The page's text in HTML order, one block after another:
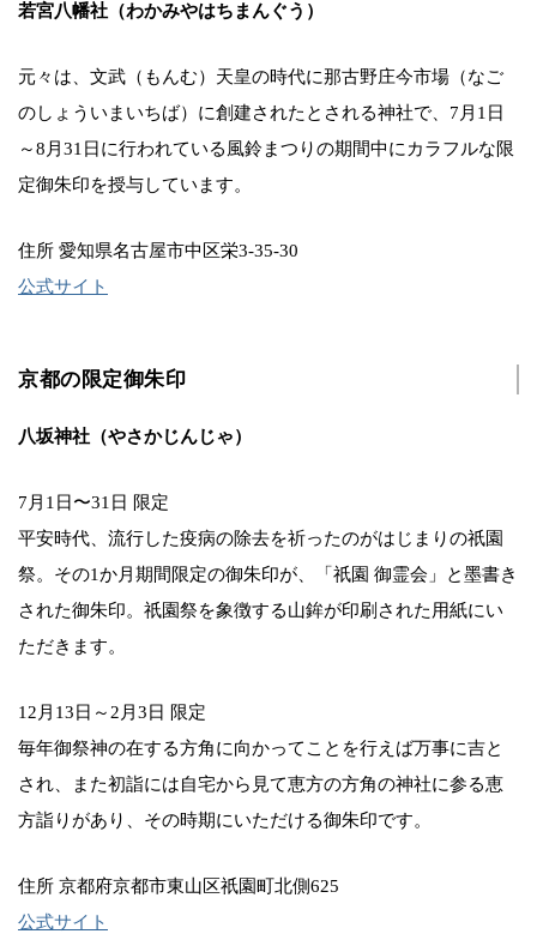
若宮八幡社（わかみやはちまんぐう）
元々は、文武（もんむ）天皇の時代に那古野庄今市場（なご
のしょういまいちば）に創建されたとされる神社で、7月1日
～8月31日に行われている風鈴まつりの期間中にカラフルな限
定御朱印を授与しています。
住所 愛知県名古屋市中区栄3-35-30
公式サイト
京都の限定御朱印
八坂神社（やさかじんじゃ）
7月1日〜31日 限定
平安時代、流行した疫病の除去を祈ったのがはじまりの祇園
祭。その1か月期間限定の御朱印が、「祇園 御霊会」と墨書き
された御朱印。祇園祭を象徴する山鉾が印刷された用紙にい
ただきます。
12月13日～2月3日 限定
毎年御祭神の在する方角に向かってことを行えば万事に吉と
され、また初詣には自宅から見て恵方の方角の神社に参る恵
方詣りがあり、その時期にいただける御朱印です。
住所 京都府京都市東山区祇園町北側625
公式サイト